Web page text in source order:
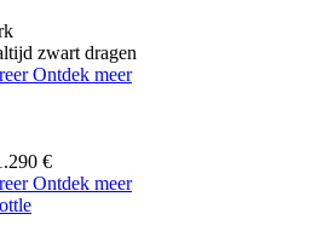
zwart dragen
Ontdek meer
€
Ontdek meer